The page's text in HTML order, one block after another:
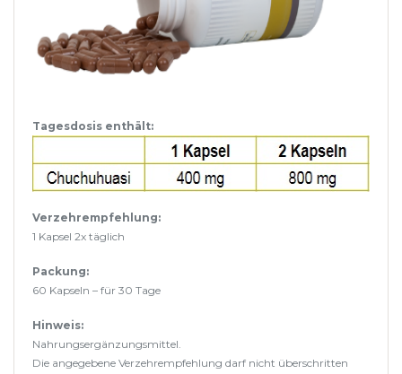
Tagesdosis enthält:
Verzehrempfehlung:
1 Kapsel 2x täglich
Packung:
60 Kapseln – für 30 Tage
Hinweis:
Nahrungsergänzungsmittel.
Die angegebene Verzehrempfehlung darf nicht überschritten